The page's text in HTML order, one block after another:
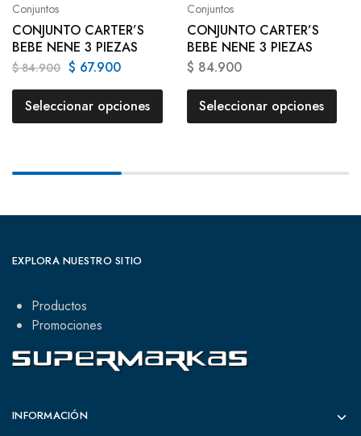
Conjuntos
CONJUNTO CARTER’S
BEBE NENE 3 PIEZAS
$84.900 $ 67.900
Seleccionar opciones
Conjuntos
CONJUNTO CARTER’S
BEBE NENE 3 PIEZAS
$ 84.900
Seleccionar opciones
EXPLORA NUESTRO SITIO
Productos
Promociones
INFORMACIÓN